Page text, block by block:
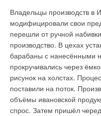
Владельцы производств в
модифицировали свои
перешли от ручной
производство. В цехах
барабаны с нанесёнными
прокручивались через
рисунок на холстах.
поставили на поток.
объёмы ивановской
спрос. Затем пришёл